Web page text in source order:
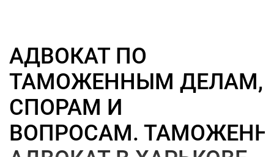
АДВОКАТ ПО
ТАМОЖЕННЫМ ДЕЛАМ,
СПОРАМ И
ВОПРОСАМ.